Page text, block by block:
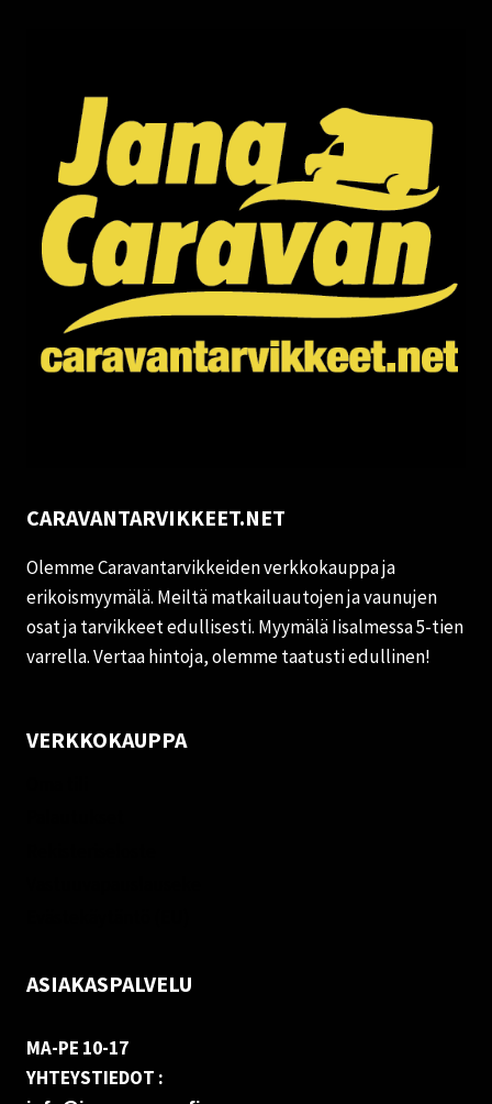
CARAVANTARVIKKEET.NET
Olemme Caravantarvikkeiden verkkokauppa ja
erikoismyymälä. Meiltä matkailuautojen ja vaunujen
osat ja tarvikkeet edullisesti. Myymälä Iisalmessa 5-tien
varrella. Vertaa hintoja, olemme taatusti edullinen!
VERKKOKAUPPA
ASIAKASPALVELU
MA-PE 10-17
YHTEYSTIEDOT :